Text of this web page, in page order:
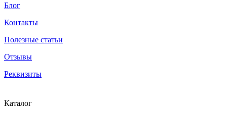
Блог
Контакты
Полезные статьи
Отзывы
Реквизиты
Каталог